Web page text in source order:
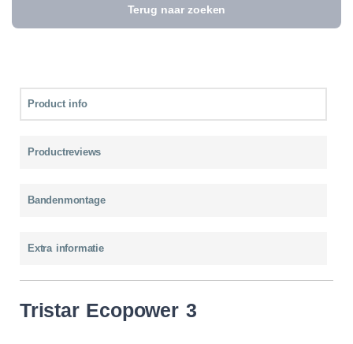
Terug naar zoeken
Product info
Productreviews
Bandenmontage
Extra informatie
Tristar Ecopower 3